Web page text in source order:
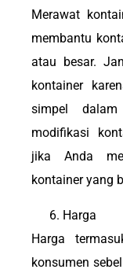
Merawat
membantu
atau besar.
kontainer
simpel
modifikasi
jika Anda
kontainer yang
Harga
Harga
konsumen